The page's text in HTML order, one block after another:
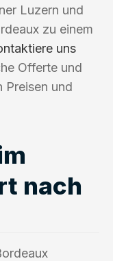
Luzern und
zu einem
uns
Offerte und
Preisen und
nach